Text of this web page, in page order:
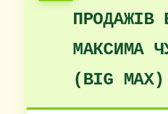
ПРОДАЖІВ
МАКСИМА
(BIG MAX)